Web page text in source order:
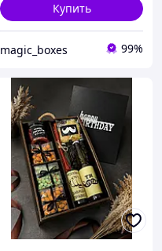
Купить
magic_boxes 99%